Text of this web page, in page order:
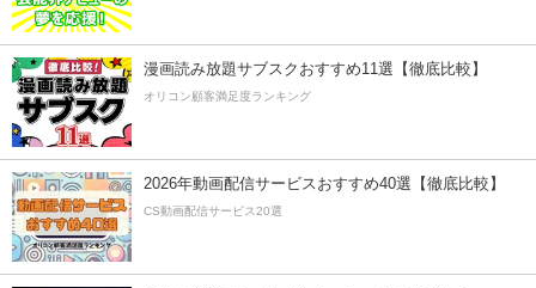
漫画読み放題サブスクおすすめ11選【徹底比較】
オリコン顧客満足度ランキング
2026年動画配信サービスおすすめ40選【徹底比較】
CS動画配信サービス20選